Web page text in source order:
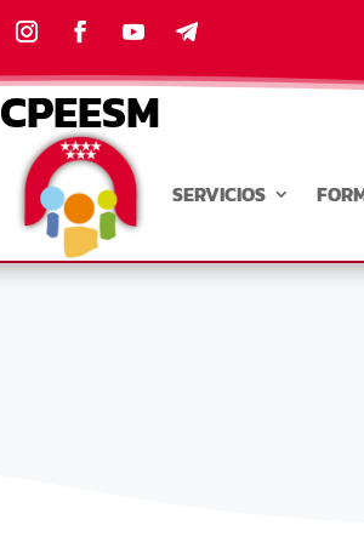
CPEESM
SERVICIOS